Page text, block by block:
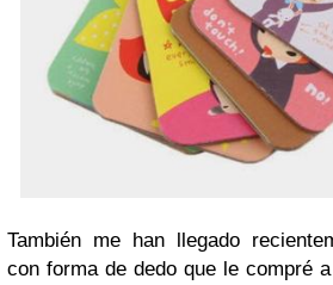
También me han llegado
con forma de dedo que le compré a